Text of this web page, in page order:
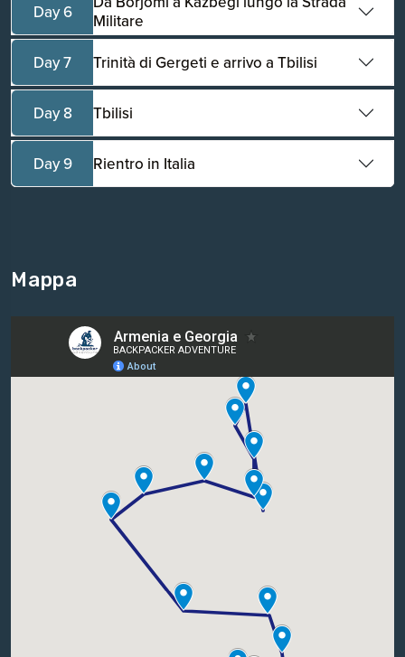
Day 6
Militare
Day 7
Trinità di Gergeti e arrivo a Tbilisi
Day 8 Tbilisi
Day 9 Rientro in Italia
Mappa